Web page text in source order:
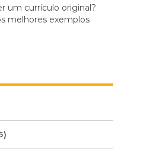
um currículo original?
melhores exemplos